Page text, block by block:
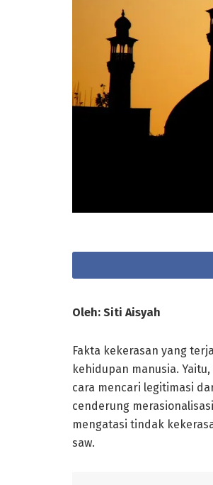
Oleh: Siti Aisyah
Fakta kekerasan yang
kehidupan manusia.
cara mencari legitimasi
cenderung
mengatasi tindak
saw.